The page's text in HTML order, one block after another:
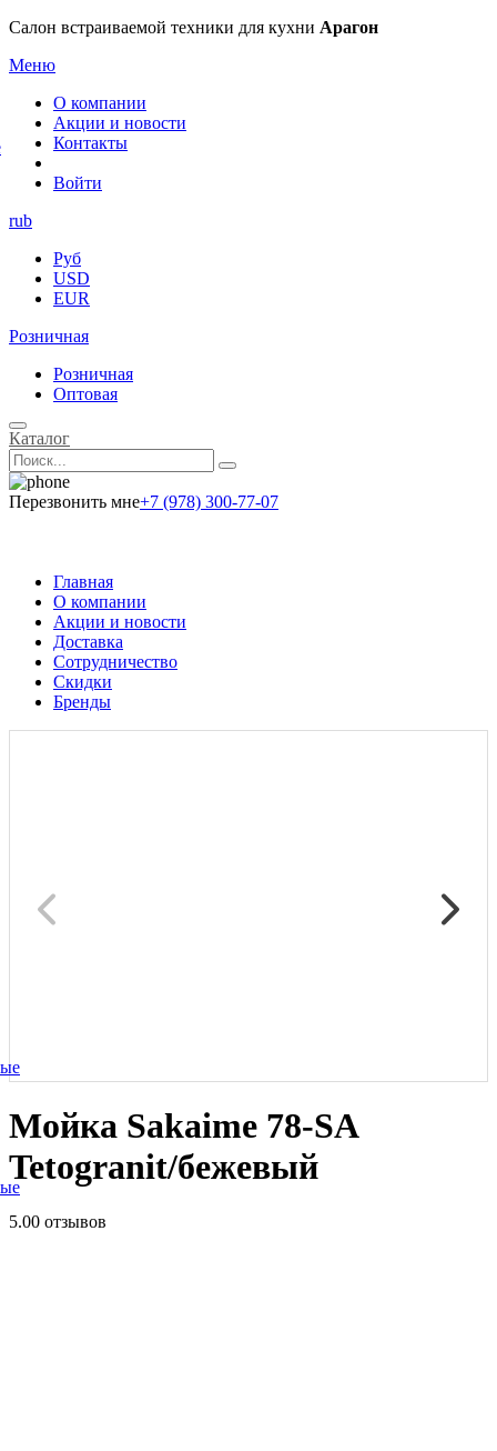
Салон встраиваемой техники для кухни Арагон
Меню
О компании
Акции и новости
Контакты
Войти
rub
Руб
USD
EUR
Розничная
Розничная
Оптовая
Каталог
Перезвонить мне+7 (978) 300-77-07
Главная
О компании
Акции и новости
Доставка
Сотрудничество
Скидки
Бренды
Мойка Sakaime 78-SA
Tetogranit/бежевый
5.00 отзывов